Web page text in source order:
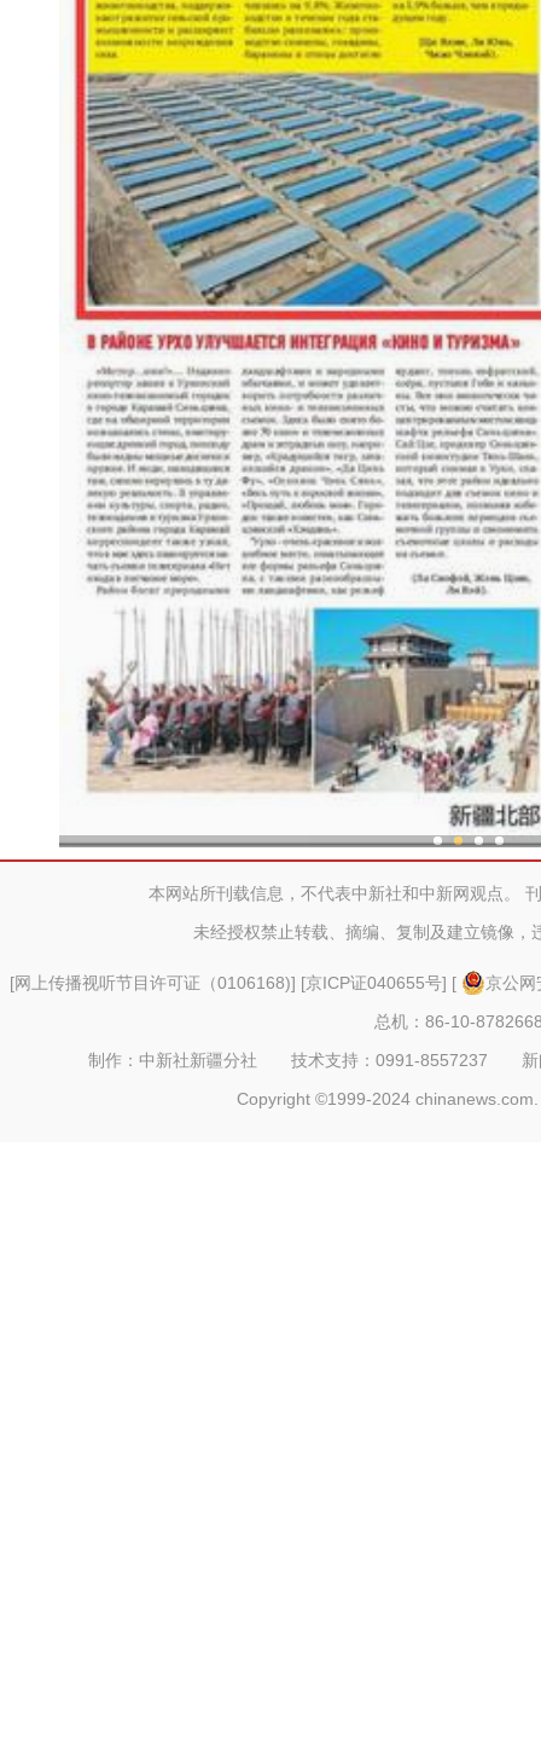
本网站所刊载信息，不代表中新社和中新网观点。
未经授权禁止转载、摘编、复制及建立镜像，
[网上传播视听节目许可证（0106168)] [京ICP证040655号] [
京公
总机：86-10-
制作：中新社新疆分社 技术支持：0991-8557237
Copyright ©1999-2024